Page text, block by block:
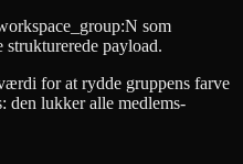
som
payload.
for at rydde gruppens farve
den lukker alle medlems-